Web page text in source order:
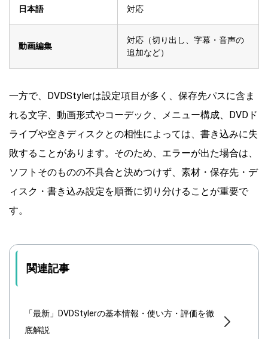
日本語 対応
動画編集
対応（切り出し、字幕・音声の
追加など）
一方で、DVDStylerは設定項目が多く、保存先パスに含ま
れる文字、動画形式やコーデック、メニュー構成、DVDド
ライブや空きディスクとの相性によっては、書き込みに失
敗することがあります。そのため、エラーが出た場合は、
ソフトそのものの不具合と決めつけず、素材・保存先・デ
ィスク・書き込み設定を順番に切り分けることが重要で
す。
関連記事
「最新」DVDStylerの基本情報・使い方・評価を徹
底解説